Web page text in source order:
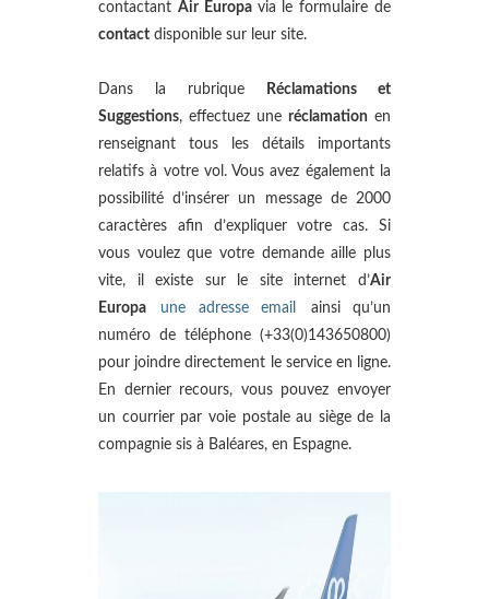
contactant Air Europa via le formulaire de
contact disponible sur leur site.
Dans la rubrique
Réclamations et
Suggestions, effectuez une réclamation en
renseignant tous les détails importants
relatifs à votre vol. Vous avez également la
possibilité d’insérer un message de 2000
caractères afin d’expliquer votre cas. Si
vous voulez que votre demande aille plus
vite, il existe sur le site internet d’Air
Europa
une adresse email
ainsi qu’un
numéro de téléphone (+33(0)143650800)
pour joindre directement le service en ligne.
En dernier recours, vous pouvez envoyer
un courrier par voie postale au siège de la
compagnie sis à Baléares, en Espagne.